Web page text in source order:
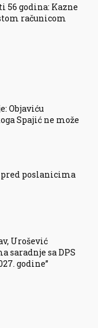
56 godina: Kazne
računicom
Objaviću
Spajić ne može
poslanicima
Urošević
saradnje sa DPS
godine”